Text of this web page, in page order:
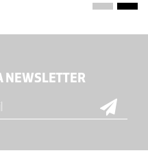
NEWSLETTER